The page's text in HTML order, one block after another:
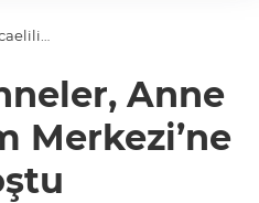
Yaşam
Anne
Merkezi’ne